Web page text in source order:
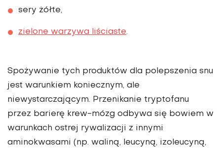
sery żółte,
zielone warzywa liściaste.
Spożywanie tych produktów dla polepszenia snu
jest warunkiem koniecznym, ale
niewystarczającym. Przenikanie tryptofanu
przez barierę krew-mózg odbywa się bowiem w
warunkach ostrej rywalizacji z innymi
aminokwasami (np. waliną, leucyną, izoleucyną,